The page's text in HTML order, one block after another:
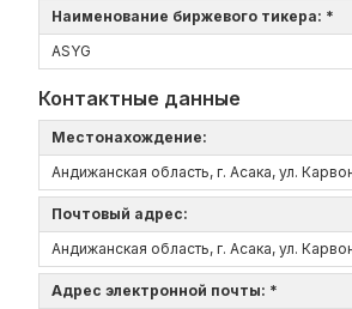
Наименование биржевого тикера: *
ASYG
Контактные данные
Местонахождение:
Андижанская область, г. Асака, ул.
Почтовый адрес:
Андижанская область, г. Асака, ул.
Адрес электронной почты: *